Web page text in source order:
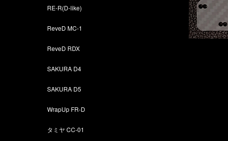
RE-R(D-like)
ReveD MC-1
ReveD RDX
SAKURA D4
SAKURA D5
WrapUp FR-D
タミヤ CC-01